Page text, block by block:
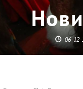
06-12-